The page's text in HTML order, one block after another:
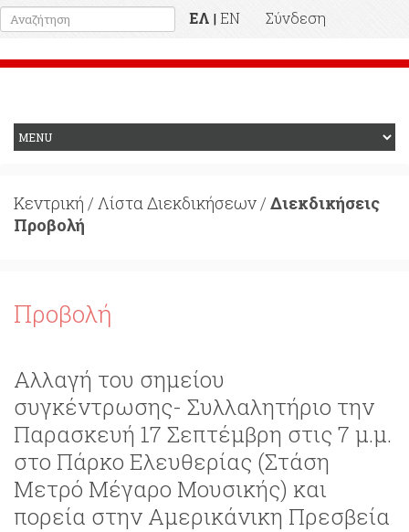
ΕΛ | EN
Σύνδεση
Κεντρική / Λίστα Διεκδικήσεων/ Διεκδικήσεις
Προβολή
Προβολή
Αλλαγή του σημείου
συγκέντρωσης- Συλλαλητήριο την
Παρασκευή 17 Σεπτέμβρη στις 7 μ.μ.
στο Πάρκο Ελευθερίας (Στάση
Μετρό Μέγαρο Μουσικής) και
πορεία στην Αμερικάνικη Πρεσβεία